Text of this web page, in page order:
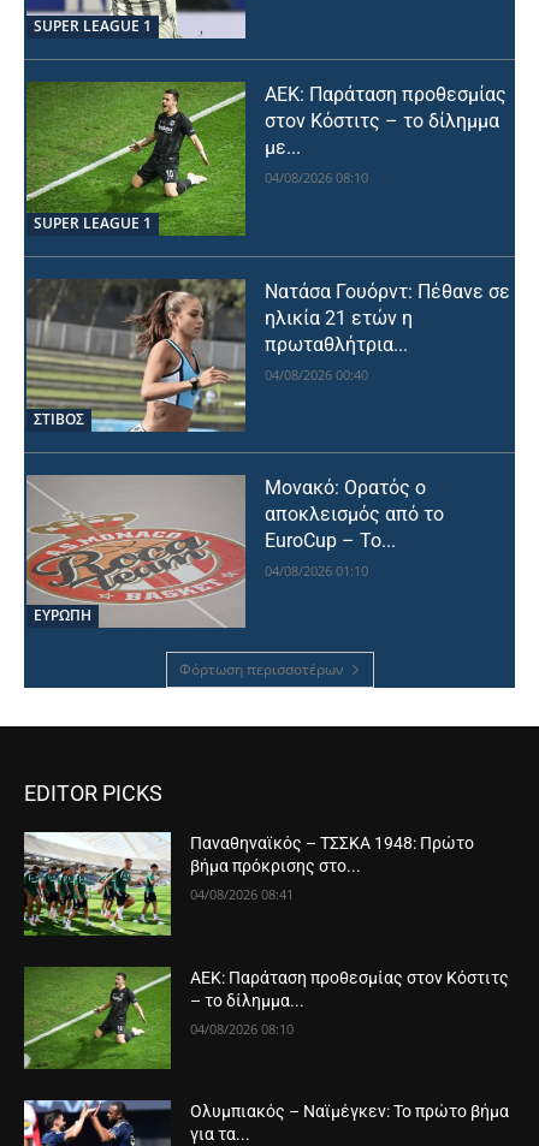
SUPER LEAGUE 1
SUPER LEAGUE 1
ΑΕΚ: Παράταση προθεσμίας
στον Κόστιτς – το δίλημμα
με...
04/08/2026 08:10
ΣΤΙΒΟΣ
Νατάσα Γουόρντ: Πέθανε σε
ηλικία 21 ετών η
πρωταθλήτρια...
04/08/2026 00:40
ΕΥΡΩΠΗ
Μονακό: Ορατός ο
αποκλεισμός από το
EuroCup – Το...
04/08/2026 01:10
Φόρτωση περισσοτέρων
EDITOR PICKS
Παναθηναϊκός – ΤΣΣΚΑ 1948: Πρώτο
βήμα πρόκρισης στο...
04/08/2026 08:41
ΑΕΚ: Παράταση προθεσμίας στον Κόστιτς
– το δίλημμα...
04/08/2026 08:10
Ολυμπιακός – Ναϊμέγκεν: Το πρώτο βήμα
για τα...